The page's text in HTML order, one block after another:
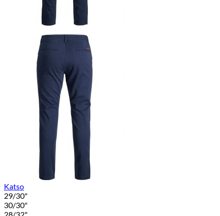
Katso
29/30"
30/30"